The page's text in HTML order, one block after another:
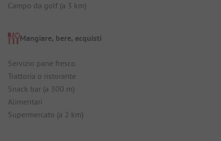
Campo da golf (a 3 km)
Mangiare, bere, acquisti
Servizio pane fresco
Trattoria o ristorante
Snack bar (a 300 m)
Alimentari
Supermercato (a 2 km)